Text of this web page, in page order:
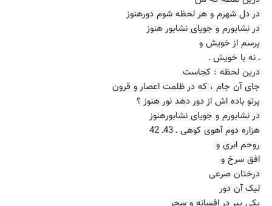
در دل شهرم و هر لحظه شوم دورهنوز
در نشابورم و جویای نشابور هنوز
پرسم از خویش و
ـ نه با خویش ـ
درین لحظه : کجاست
جای آن جام ، که در ظلمت اعصار و قرون
پرتو باده اش از دور دهد نور هنوز ؟
در نشابورم و جویای نشابورهنوز
هزاره دوم آهوی کوهی ـ 43ـ 42
روحم ابری و
افق سرخ و
درختان صرعی
لیک آن دور